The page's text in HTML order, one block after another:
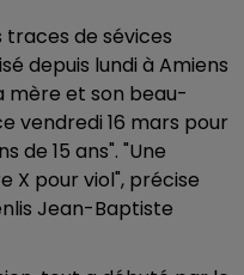
de sévices
depuis lundi à Amiens
mère et son beau-
vendredi 16 mars pour
de 15 ans". "Une
X pour viol", précise
Jean-Baptiste